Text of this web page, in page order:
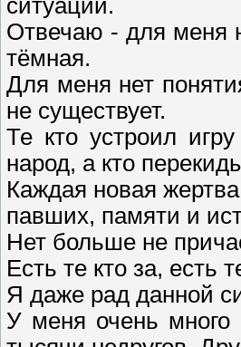
ситуации.
Отвечаю - для меня
тёмная.
Для меня нет
не существует.
Те кто устроил
народ, а кто
Каждая новая
павших, памяти и
Нет больше не
Есть те кто за, есть
Я даже рад данной
У меня очень много